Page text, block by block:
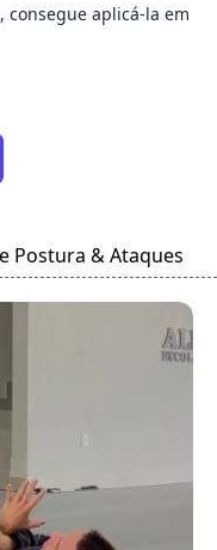
consegue aplicá-la em
Postura & Ataques